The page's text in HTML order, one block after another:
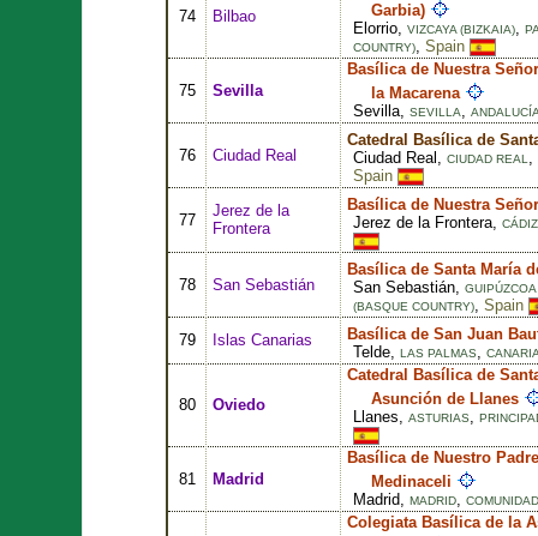
74 Bilbao
Garbia)
Elorrio, VIZCAYA (BIZKAIA),
COUNTRY), Spain
75 Sevilla
Basílica de Nuestra
la Macarena
Sevilla, SEVILLA,
76 Ciudad Real
Catedral Basílica de
Ciudad Real, CIUDAD REAL,
Spain
77
Jerez de la
Frontera
Basílica de Nuestra
Jerez de la Frontera, CÁDIZ
78 San Sebastián
Basílica de Santa María
San Sebastián,
(BASQUE COUNTRY), Spain
79
Islas Canarias
Basílica de San Juan
Telde, LAS PALMAS,
80 Oviedo
Catedral Basílica de
Asunción de Llanes
Llanes, ASTURIAS,
81 Madrid
Basílica de Nuestro
Medinaceli
Madrid, MADRID,
Colegiata Basílica de la